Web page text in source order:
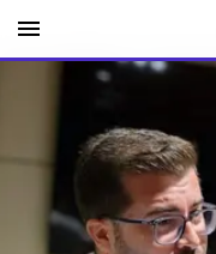
menu